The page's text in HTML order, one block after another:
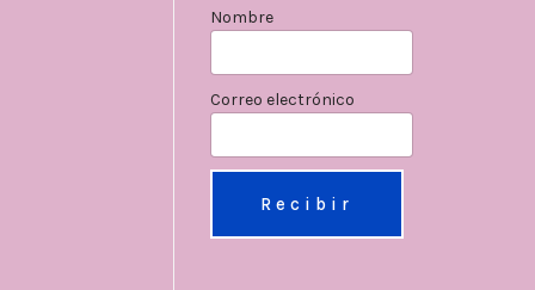
Nombre
Correo electrónico